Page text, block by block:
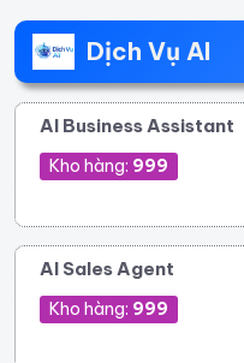
Dịch Vụ AI
AI Business Assistant
Kho hàng: 999
AI Sales Agent
Kho hàng: 999